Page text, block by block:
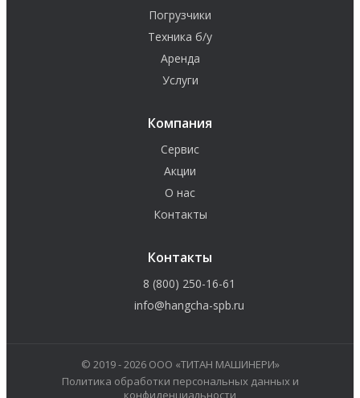
Погрузчики
Техника б/у
Аренда
Услуги
Компания
Сервис
Акции
О нас
Контакты
Контакты
8 (800) 250-16-61
info@hangcha-spb.ru
© 2019 - 2026 ООО «ТИТАН МАШИНЕРИ»
Политика обработки персональных данных и
конфиденциальности